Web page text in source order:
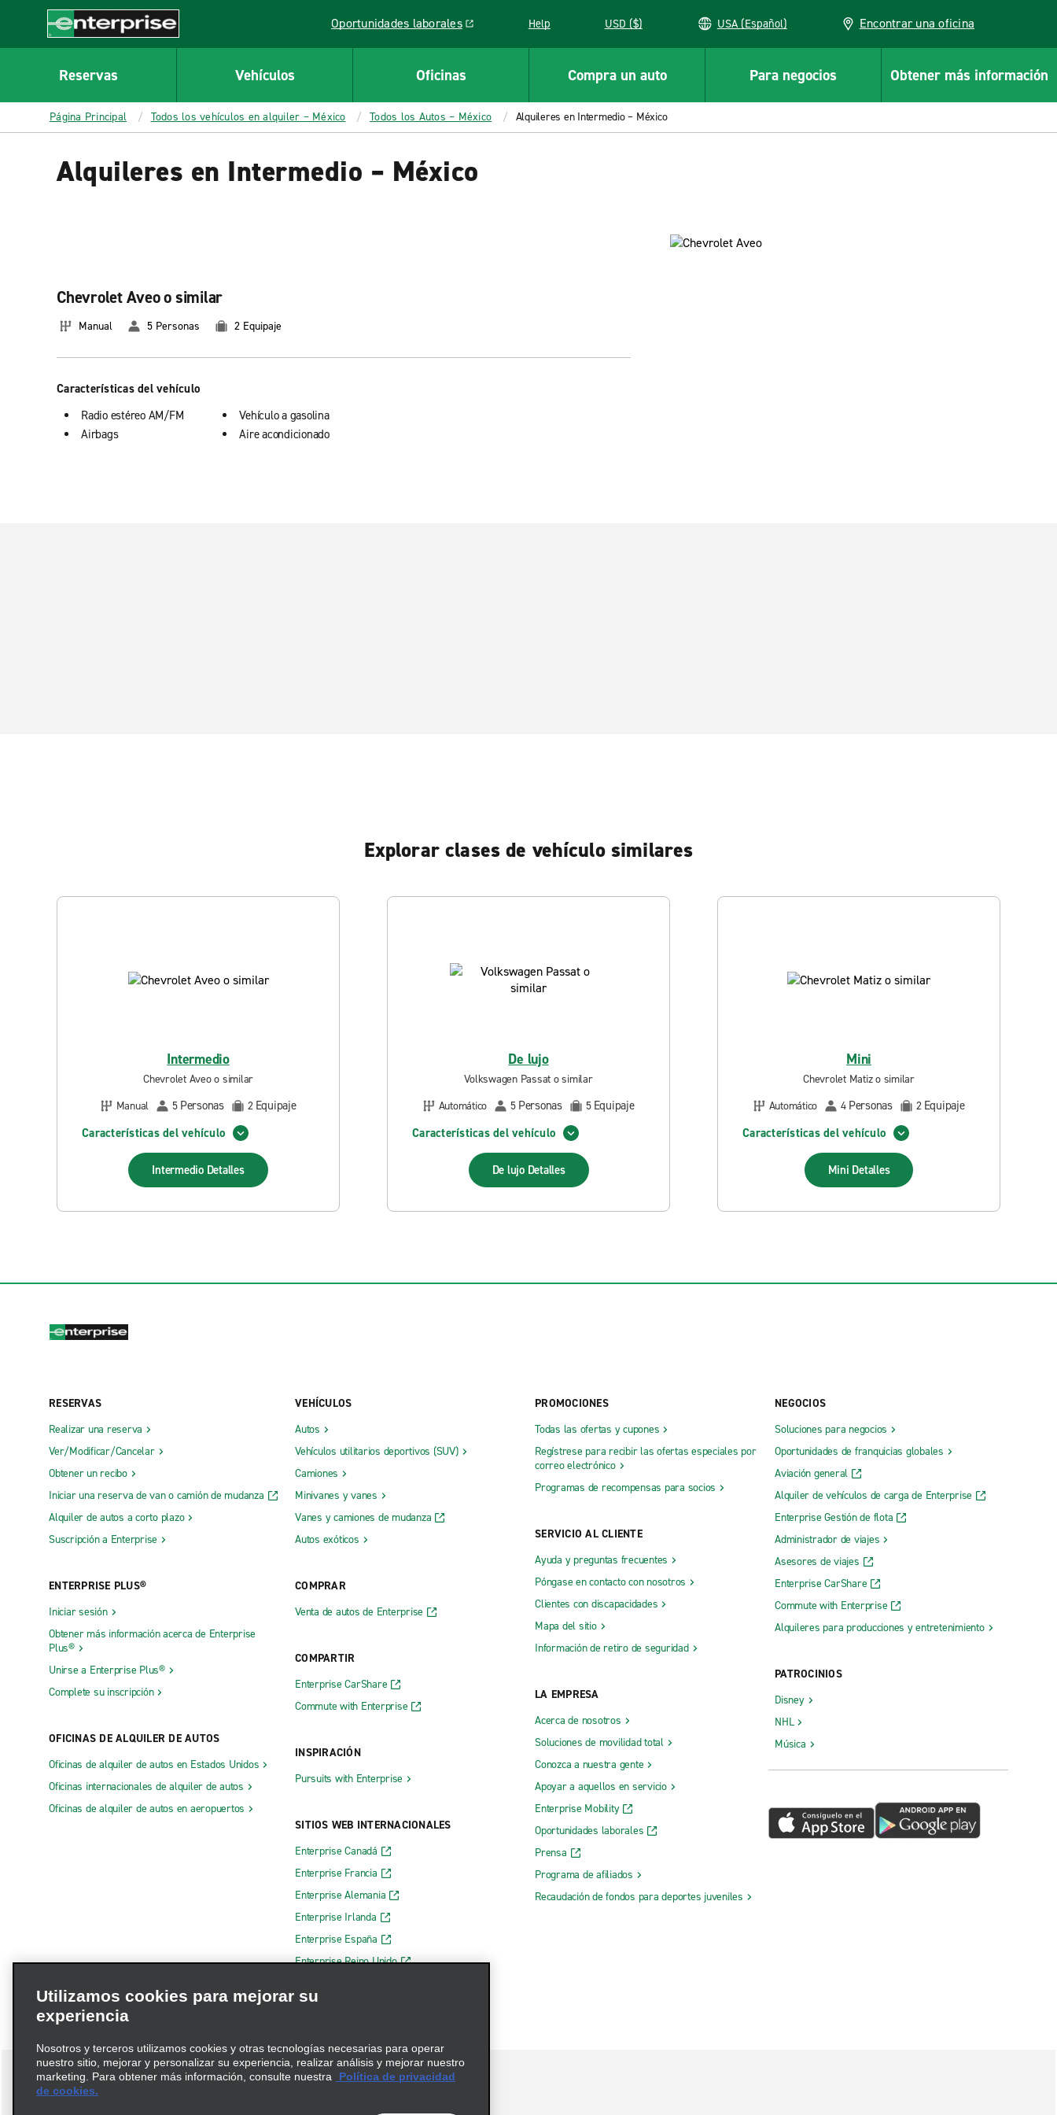
CONTENT
Enterprise
Oportunidades laborales
Link opens in a new window Help USD ($) USA (Español) Encontrar una oficina
Reservas Vehículos Oficinas Compra un auto Para negocios Obtener más información
Página Principal Todos los vehículos en alquiler – México Todos los Autos – México Alquileres en Intermedio – México
Alquileres en Intermedio – México
Chevrolet Aveo o similar
Manual 5 Personas 2 Equipaje
Características del vehículo
Radio estéreo AM/FM
Airbags
Vehículo a gasolina
Aire acondicionado
Explorar clases de vehículo similares
Intermedio
Chevrolet Aveo o similar
Manual
5 Personas 2 Equipaje
Características del vehículo
Intermedio Detalles
De lujo
Volkswagen Passat o similar
Automático
5 Personas 5 Equipaje
Características del vehículo
De lujo Detalles
Mini
Chevrolet Matiz o similar
Automático
4 Personas 2 Equipaje
Características del vehículo
Mini Detalles
RESERVAS
Realizar una reserva
Ver/Modificar/Cancelar
Obtener un recibo
Iniciar una reserva de van o camión de mudanza
Alquiler de autos a corto plazo
Suscripción a Enterprise
ENTERPRISE PLUS®
Iniciar sesión
Obtener más información acerca de Enterprise
Plus®
Unirse a Enterprise Plus®
Complete su inscripción
OFICINAS DE ALQUILER DE AUTOS
Oficinas de alquiler de autos en Estados Unidos
Oficinas internacionales de alquiler de autos
Oficinas de alquiler de autos en aeropuertos
VEHÍCULOS
Autos
Vehículos utilitarios deportivos (SUV)
Camiones
Minivanes y vanes
Vanes y camiones de mudanza
Autos exóticos
COMPRAR
Venta de autos de Enterprise
COMPARTIR
Enterprise CarShare
Commute with Enterprise
INSPIRACIÓN
Pursuits with Enterprise
SITIOS WEB INTERNACIONALES
Enterprise Canadá
Enterprise Francia
Enterprise Alemania
Enterprise Irlanda
Enterprise España
Enterprise Reino Unido
PROMOCIONES
Todas las ofertas y cupones
Regístrese para recibir las ofertas especiales por
correo electrónico
Programas de recompensas para socios
SERVICIO AL CLIENTE
Ayuda y preguntas frecuentes
Póngase en contacto con nosotros
Clientes con discapacidades
Mapa del sitio
Información de retiro de seguridad
LA EMPRESA
Acerca de nosotros
Soluciones de movilidad total
Conozca a nuestra gente
Apoyar a aquellos en servicio
Enterprise Mobility
Oportunidades laborales
Prensa
Programa de afiliados
Recaudación de fondos para deportes juveniles
NEGOCIOS
Soluciones para negocios
Oportunidades de franquicias globales
Aviación general
Alquiler de vehículos de carga de Enterprise
Enterprise Gestión de flota
Administrador de viajes
Asesores de viajes
Enterprise CarShare
Commute with Enterprise
Alquileres para producciones y entretenimiento
PATROCINIOS
Disney
NHL
Música
Utilizamos cookies para mejorar su
experiencia
Nosotros y terceros utilizamos cookies y otras tecnologías necesarias para operar
nuestro sitio, mejorar y personalizar su experiencia, realizar análisis y mejorar nuestro
marketing. Para obtener más información, consulte nuestra
Política de privacidad
de cookies.